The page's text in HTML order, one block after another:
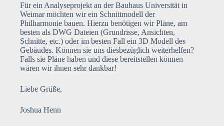
Für ein Analyseprojekt an der Bauhaus Universität in
Weimar möchten wir ein Schnittmodell der
Philharmonie bauen. Hierzu benötigen wir Pläne, am
besten als DWG Dateien (Grundrisse, Ansichten,
Schnitte, etc.) oder im besten Fall ein 3D Modell des
Gebäudes. Können sie uns diesbezüglich weiterhelfen?
Falls sie Pläne haben und diese bereitstellen können
wären wir ihnen sehr dankbar!
Liebe Grüße,
Joshua Henn